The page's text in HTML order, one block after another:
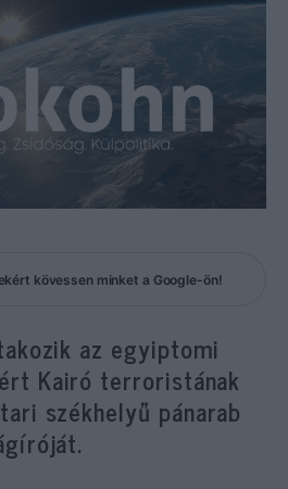
kövessen minket a Google-ön!
az egyiptomi
Kairó terroristának
székhelyű pánarab